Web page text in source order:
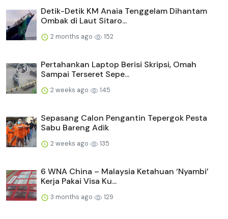
Detik-Detik KM Anaia Tenggelam Dihantam
Ombak di Laut Sitaro...
2 months ago 152
Pertahankan Laptop Berisi Skripsi, Omah
Sampai Terseret Sepe...
2 weeks ago 145
Sepasang Calon Pengantin Tepergok Pesta
Sabu Bareng Adik
2 weeks ago 135
6 WNA China – Malaysia Ketahuan ‘Nyambi’
Kerja Pakai Visa Ku...
3 months ago 129